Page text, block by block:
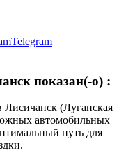
Telegram
показан(-о) :
(Луганская
автомобильных
путь для